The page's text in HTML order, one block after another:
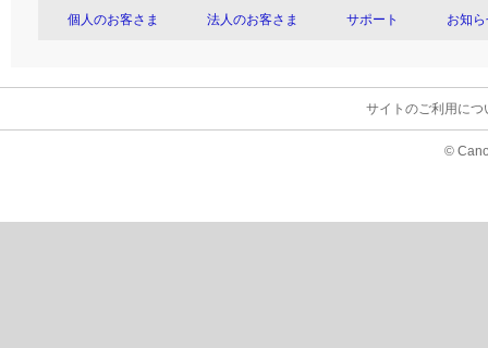
個人のお客さま 法人のお客さま サポート お知
サイトのご利用につ
©